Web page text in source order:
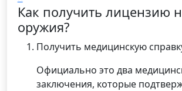
Как получить лицензию
оружия?
Получить медицинскую
Официально это два
заключения, которые